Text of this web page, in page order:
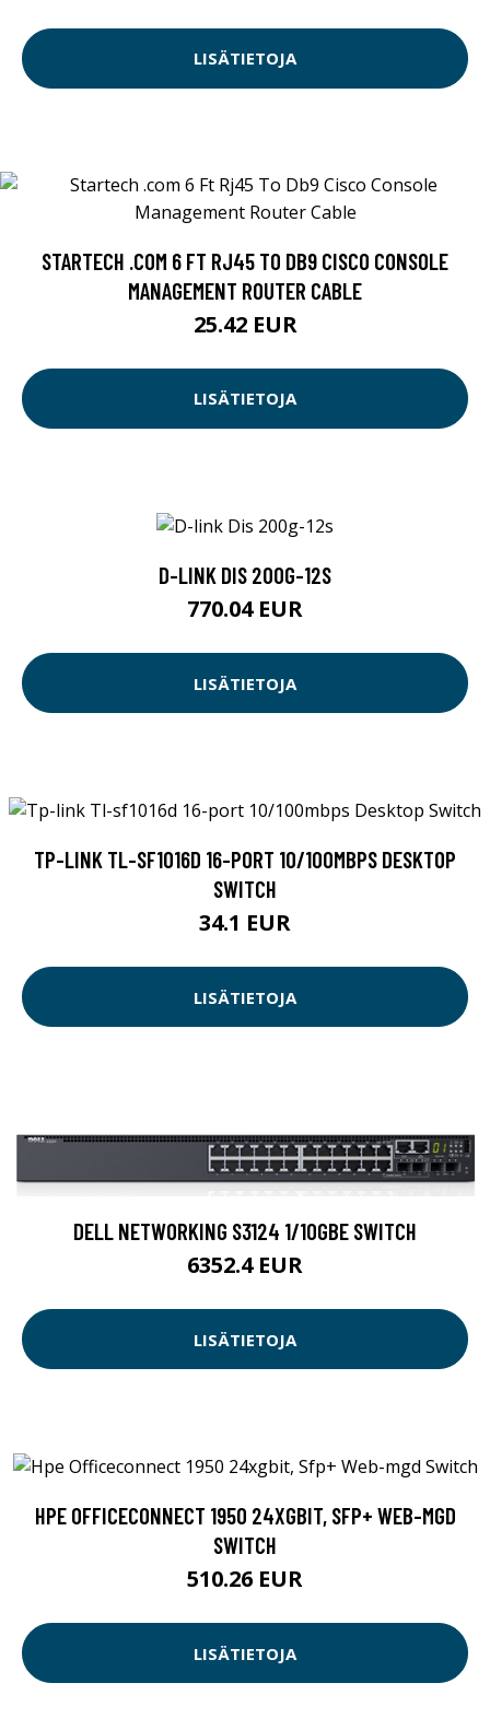
LISÄTIETOJA
STARTECH .COM 6 FT RJ45 TO DB9 CISCO CONSOLE
MANAGEMENT ROUTER CABLE
25.42 EUR
LISÄTIETOJA
D-LINK DIS 200G-12S
770.04 EUR
LISÄTIETOJA
TP-LINK TL-SF1016D 16-PORT 10/100MBPS DESKTOP
SWITCH
34.1 EUR
LISÄTIETOJA
DELL NETWORKING S3124 1/10GBE SWITCH
6352.4 EUR
LISÄTIETOJA
HPE OFFICECONNECT 1950 24XGBIT, SFP+ WEB-MGD
SWITCH
510.26 EUR
LISÄTIETOJA